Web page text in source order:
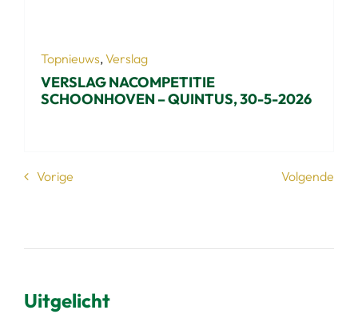
Topnieuws,Verslag
VERSLAG NACOMPETITIE
SCHOONHOVEN – QUINTUS, 30-5-2026
Vorige Volgende
Uitgelicht